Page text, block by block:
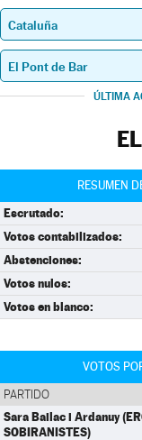
ÚLTIMA
RESUMEN
Escrutado:
Votos contabilizados:
Abstenciones:
Votos nulos:
Votos en blanco:
VOTOS
PARTIDO
Sara Bailac i Ardanuy
SOBIRANISTES)